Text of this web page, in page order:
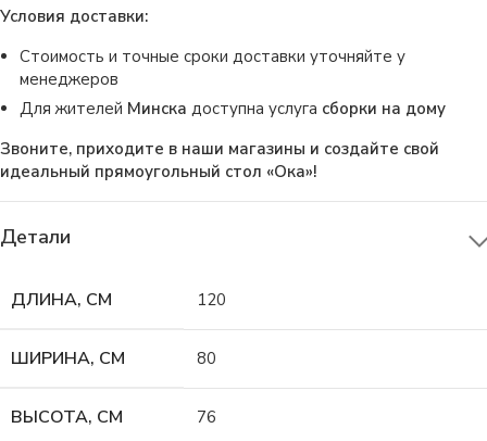
Условия доставки:
Стоимость и точные сроки доставки уточняйте у
менеджеров
Для жителей Минска доступна услуга сборки на дому
Звоните, приходите в наши магазины и создайте свой
идеальный прямоугольный стол «Ока»!
Детали
ДЛИНА, СМ 120
ШИРИНА, СМ 80
ВЫСОТА, СМ 76